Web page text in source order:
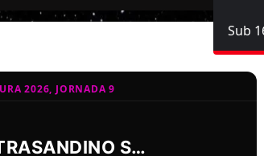
Sub
2026, JORNADA 9
TRASANDINO SUB16